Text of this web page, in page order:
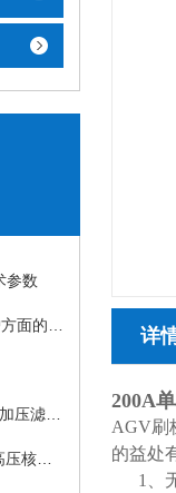
参数
详
200A
AGV刷
的益处
1、无